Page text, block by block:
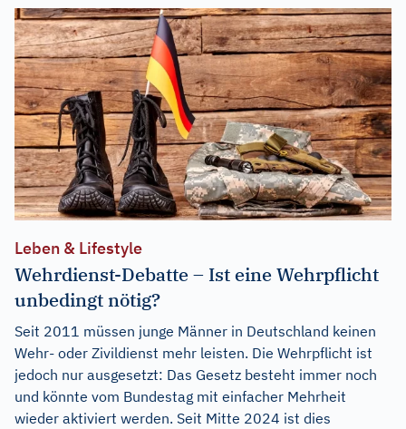
Leben & Lifestyle
Wehrdienst-Debatte – Ist eine Wehrpflicht
unbedingt nötig?
Seit 2011 müssen junge Männer in Deutschland keinen
Wehr- oder Zivildienst mehr leisten. Die Wehrpflicht ist
jedoch nur ausgesetzt: Das Gesetz besteht immer noch
und könnte vom Bundestag mit einfacher Mehrheit
wieder aktiviert werden. Seit Mitte 2024 ist dies